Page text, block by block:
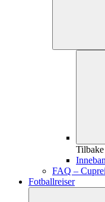
Tilbake
FAQ –
Fotballreiser